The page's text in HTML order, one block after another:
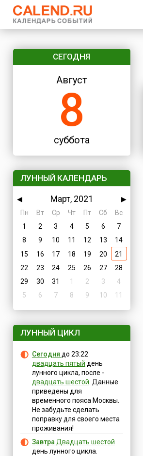
СЕГОДНЯ
Август
8
суббота
ЛУННЫЙ КАЛЕНДАРЬ
◀ Март, 2021
▶
Пн
Вт Ср Чт Пт Сб
Вс
1
2 3 4 5 6
7
8
9 10 11 12 13
14
15
16 17 18 19 20
21
22
23 24 25 26 27
28
29
30 31 1 2 3
4
5
6 7 8 9 10 11
ЛУННЫЙ ЦИКЛ
Сегодня до 23:22
двадцать пятый день
лунного цикла, после -
двадцать шестой . Данные
приведены для
временного пояса Москвы.
Не забудьте сделать
поправку для своего места
проживания!
Завтра Двадцать шестой
день лунного цикла.